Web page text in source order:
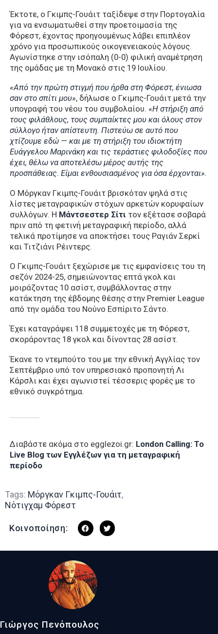
Έκτοτε, ο Γκιμπς-Γουάιτ ταξίδεψε στην Πορτογαλία
για να ενσωματωθεί στην προετοιμασία της
Φόρεστ, έχοντας προηγουμένως λάβει επιπλέον
χρόνο για προσωπικούς οικογενειακούς λόγους.
Αγωνίστηκε στην ισόπαλη (0-0) φιλική αναμέτρηση
της ομάδας με τη Μονακό στις 19 Ιουλίου.
«Από την πρώτη στιγμή που ήρθα στη Φόρεστ, ένιωσα
σαν στο σπίτι μου», δήλωσε ο Γκιμπς-Γουάιτ μετά την
υπογραφή του νέου του συμβολαίου. «Η στήριξη από
τους φιλάθλους, τους συμπαίκτες μου και όλους στον
σύλλογο ήταν απίστευτη. Πιστεύω σε αυτό που
χτίζουμε εδώ — και με τη στήριξη του ιδιοκτήτη
Ευάγγελου Μαρινάκη και τις τεράστιες φιλοδοξίες που
έχει, θέλω να αποτελέσω μέρος αυτής της
προσπάθειας. Είμαι ενθουσιασμένος για όσα έρχονται».
Ο Μόργκαν Γκιμπς-Γουάιτ βρισκόταν ψηλά στις
λίστες μεταγραφικών στόχων αρκετών κορυφαίων
συλλόγων. Η Μάντσεστερ Σίτι τον εξέτασε σοβαρά
πριν από τη φετινή μεταγραφική περίοδο, αλλά
τελικά προτίμησε να αποκτήσει τους Ραγιάν Σερκί
και Τιτζιάνι Ρέιντερς.
Ο Γκιμπς-Γουάιτ ξεχώρισε με τις εμφανίσεις του τη
σεζόν 2024-25, σημειώνοντας επτά γκολ και
μοιράζοντας 10 ασίστ, συμβάλλοντας στην
κατάκτηση της έβδομης θέσης στην Premier League
από την ομάδα του Νούνο Εσπίριτο Σάντο.
Έχει καταγράψει 118 συμμετοχές με τη Φόρεστ,
σκοράροντας 18 γκολ και δίνοντας 28 ασίστ.
Έκανε το ντεμπούτο του με την εθνική Αγγλίας τον
Σεπτέμβριο υπό τον υπηρεσιακό προπονητή Λι
Κάρσλι και έχει αγωνιστεί τέσσερις φορές με το
εθνικό συγκρότημα.
Διαβάστε ακόμα στο egglezoi.gr: London Calling: To
Live Blog των Εγγλέζων για τη μεταγραφική
περίοδο
Tags: Μόργκαν Γκιμπς-Γουάιτ,
Νότιγχαμ Φόρεστ
Κοινοποίηση:
Γιώργος Πενόπουλος